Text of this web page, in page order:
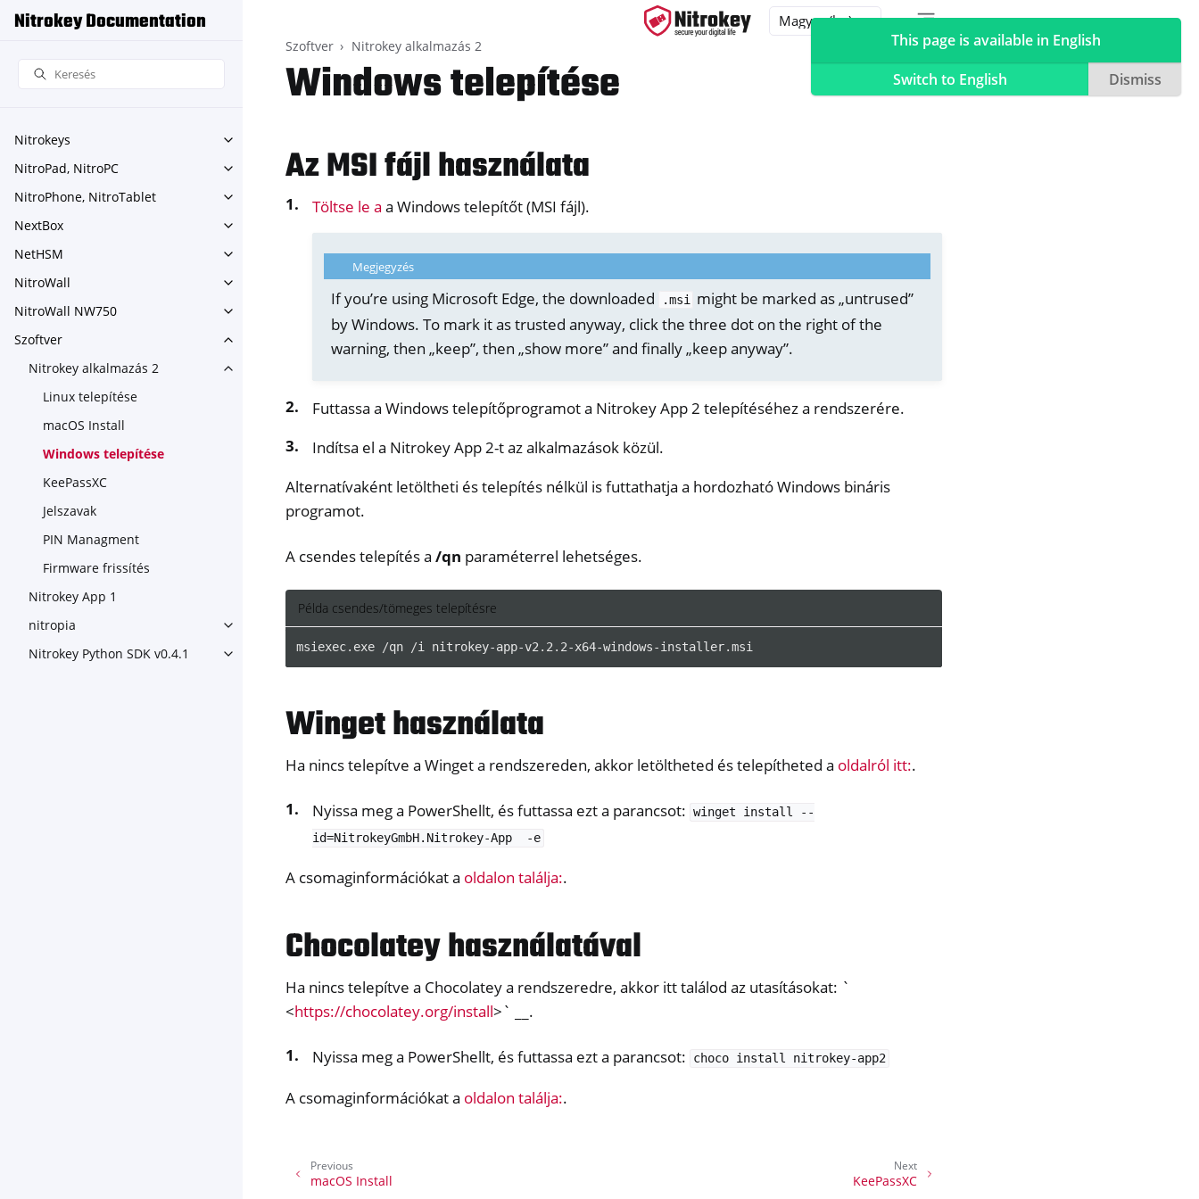
Nitrokey Documentation
Nitrokeys
Toggle navigation of Nitrokeys
NitroPad, NitroPC
Toggle navigation of NitroPad, NitroPC
NitroPhone, NitroTablet
Toggle navigation of NitroPhone, NitroTablet
NextBox
Toggle navigation of NextBox
NetHSM
Toggle navigation of NetHSM
NitroWall
Toggle navigation of NitroWall
NitroWall NW750
Toggle navigation of NitroWall NW750
Szoftver
Toggle navigation of Szoftver
Nitrokey alkalmazás 2
Toggle navigation of Nitrokey alkalmazás 2
Linux telepítése
macOS Install
Windows telepítése
KeePassXC
Jelszavak
PIN Managment
Firmware frissítés
Nitrokey App 1
nitropia
Toggle navigation of nitropia
Nitrokey Python SDK v0.4.1
Toggle navigation of Nitrokey Python SDK v0.4.1
Szoftver Nitrokey alkalmazás 2
Windows telepítése
Az MSI fájl használata
Töltse le a a Windows telepítőt (MSI fájl).
Megjegyzés
If you’re using Microsoft Edge, the downloaded .msi
might be marked as „untrused”
by Windows. To mark it as trusted anyway, click the three dot on the right of the
warning, then „keep”, then „show more” and finally „keep anyway”.
Futtassa a Windows telepítőprogramot a Nitrokey App 2 telepítéséhez a rendszerére.
Indítsa el a Nitrokey App 2-t az alkalmazások közül.
Alternatívaként letöltheti és telepítés nélkül is futtathatja a hordozható Windows bináris
programot.
A csendes telepítés a /qn paraméterrel lehetséges.
Példa csendes/tömeges telepítésre
msiexec. exe /qn /i nitrokey-app-v2. 2. 2-x64-windows-installer.msi
Winget használata
Ha nincs telepítve a Winget a rendszereden, akkor letöltheted és telepítheted a oldalról itt:.
Nyissa meg a PowerShellt, és futtassa ezt a parancsot: winget install
--
id=NitrokeyGmbH.Nitrokey-App
-e
A csomaginformációkat a oldalon találja:.
Chocolatey használatával
Ha nincs telepítve a Chocolatey a rendszeredre, akkor itt találod az utasításokat: `
<https://chocolatey.org/install>` __.
Nyissa meg a PowerShellt, és futtassa ezt a parancsot: choco install nitrokey-app2
A csomaginformációkat a oldalon találja:.
This page is available in English
Switch to English
Dismiss
Next
KeePassXC
Previous
macOS Install